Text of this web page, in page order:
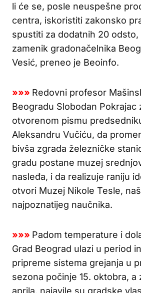
li će se, posle neuspešne
centra, iskoristiti zakonsko
spustiti za dodatnih 20 odsto,
zamenik gradonačelnika
Vesić, preneo je Beoinfo.
»»» Redovni profesor
Beogradu Slobodan Pokrajac
otvorenom pismu
Aleksandru Vučiću, da
bivša zgrada železničke
gradu postane muzej
nasleđa, i da realizuje raniju
otvori Muzej Nikole Tesle,
najpoznatijeg naučnika.
»»» Padom temperature i
Grad Beograd ulazi u period
pripreme sistema grejanja u
sezona počinje 15. oktobra, a
aprila, najavile su gradske